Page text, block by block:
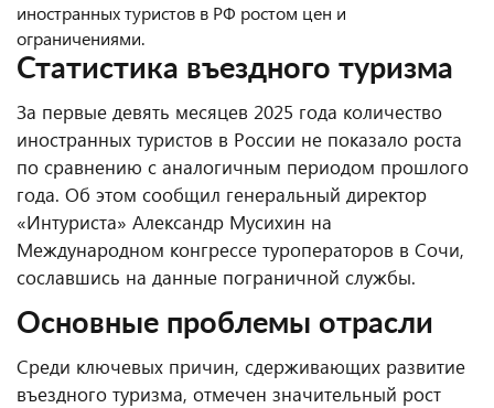
иностранных туристов в РФ ростом цен и
ограничениями.
Статистика въездного туризма
За первые девять месяцев 2025 года количество
иностранных туристов в России не показало роста
по сравнению с аналогичным периодом прошлого
года. Об этом сообщил генеральный директор
«Интуриста» Александр Мусихин на
Международном конгрессе туроператоров в Сочи,
сославшись на данные пограничной службы.
Основные проблемы отрасли
Среди ключевых причин, сдерживающих развитие
въездного туризма, отмечен значительный рост